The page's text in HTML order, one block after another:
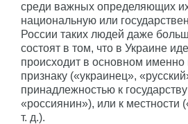
среди важных определяющих их
национальную или
России таких людей даже
состоят в том, что в Украине
происходит в основном
признаку («украинец»,
принадлежностью к
«россиянин»), или к местности
т. д.).